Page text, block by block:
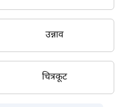
उन्नाव
चित्रकूट